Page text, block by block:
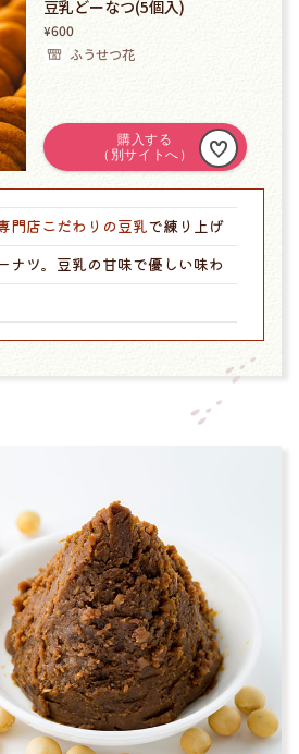
豆乳どーなつ(5個入)
¥600
ふうせつ花
門店こだわりの豆乳で練り上げ
ナツ。豆乳の甘味で優しい味わ